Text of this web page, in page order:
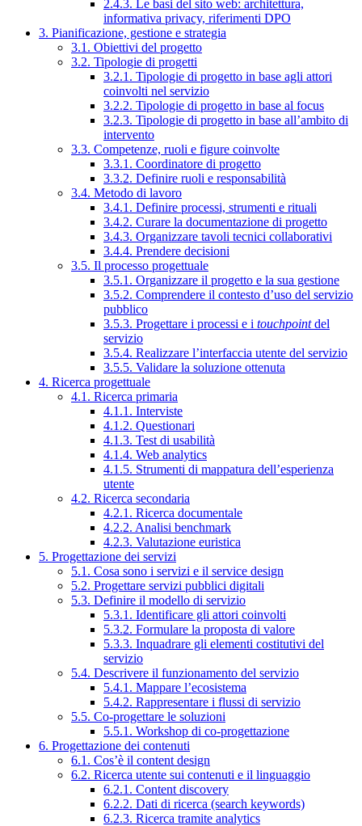
2.4.3. Le basi del sito web: architettura,
informativa privacy, riferimenti DPO
3. Pianificazione, gestione e strategia
3.1. Obiettivi del progetto
3.2. Tipologie di progetti
3.2.1. Tipologie di progetto in base agli attori
coinvolti nel servizio
3.2.2. Tipologie di progetto in base al focus
3.2.3. Tipologie di progetto in base all’ambito di
intervento
3.3. Competenze, ruoli e figure coinvolte
3.3.1. Coordinatore di progetto
3.3.2. Definire ruoli e responsabilità
3.4. Metodo di lavoro
3.4.1. Definire processi, strumenti e rituali
3.4.2. Curare la documentazione di progetto
3.4.3. Organizzare tavoli tecnici collaborativi
3.4.4. Prendere decisioni
3.5. Il processo progettuale
3.5.1. Organizzare il progetto e la sua gestione
3.5.2. Comprendere il contesto d’uso del servizio
pubblico
3.5.3. Progettare i processi e i touchpointdel
servizio
3.5.4. Realizzare l’interfaccia utente del servizio
3.5.5. Validare la soluzione ottenuta
4. Ricerca progettuale
4.1. Ricerca primaria
4.1.1. Interviste
4.1.2. Questionari
4.1.3. Test di usabilità
4.1.4. Web analytics
4.1.5. Strumenti di mappatura dell’esperienza
utente
4.2. Ricerca secondaria
4.2.1. Ricerca documentale
4.2.2. Analisi benchmark
4.2.3. Valutazione euristica
5. Progettazione dei servizi
5.1. Cosa sono i servizi e il service design
5.2. Progettare servizi pubblici digitali
5.3. Definire il modello di servizio
5.3.1. Identificare gli attori coinvolti
5.3.2. Formulare la proposta di valore
5.3.3. Inquadrare gli elementi costitutivi del
servizio
5.4. Descrivere il funzionamento del servizio
5.4.1. Mappare l’ecosistema
5.4.2. Rappresentare i flussi di servizio
5.5. Co-progettare le soluzioni
5.5.1. Workshop di co-progettazione
6. Progettazione dei contenuti
6.1. Cos’è il content design
6.2. Ricerca utente sui contenuti e il linguaggio
6.2.1. Content discovery
6.2.2. Dati di ricerca (search keywords)
6.2.3. Ricerca tramite analytics